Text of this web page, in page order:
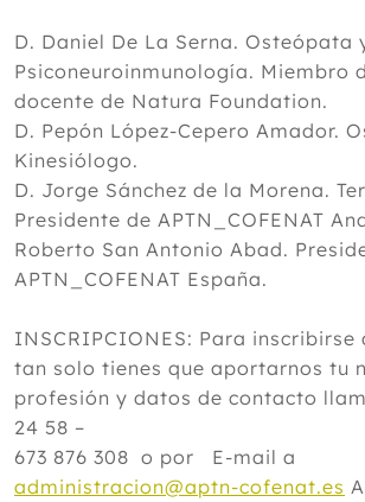
D. Daniel De La Serna. Osteópata
Psiconeuroinmunología. Miembro
docente de Natura Foundation.
D. Pepón López-Cepero Amador.
Kinesiólogo.
D. Jorge Sánchez de la Morena.
Presidente de APTN_COFENAT
Roberto San Antonio Abad.
APTN_COFENAT España.
INSCRIPCIONES: Para
tan solo tienes que aportarnos tu
profesión y datos de contacto
24 58 –
673 876 308 o por E-mail a
administracion@aptn-cofenat.es